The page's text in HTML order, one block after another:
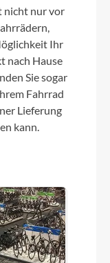
nicht nur vor
Ihr
nach Hause
Sie sogar
Fahrrad
Lieferung
kann.